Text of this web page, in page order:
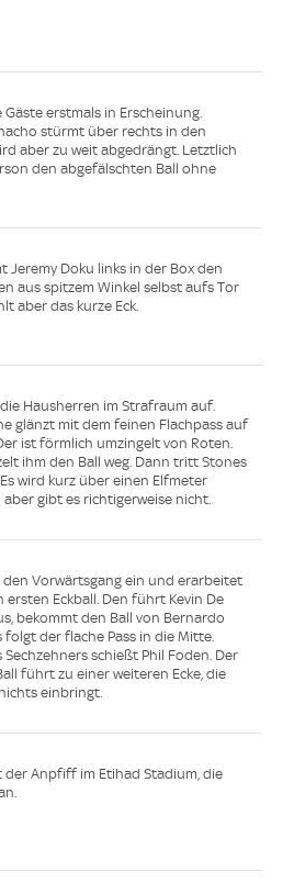
erstmals in Erscheinung.
stürmt über rechts in den
aber zu weit abgedrängt. Letztlich
den abgefälschten Ball ohne
Jeremy Doku links in der Box den
aus spitzem Winkel selbst aufs Tor
aber das kurze Eck.
Hausherren im Strafraum auf.
glänzt mit dem feinen Flachpass auf
ist förmlich umzingelt von Roten.
ihm den Ball weg. Dann tritt Stones
wird kurz über einen Elfmeter
gibt es richtigerweise nicht.
den Vorwärtsgang ein und erarbeitet
ersten Eckball. Den führt Kevin De
bekommt den Ball von Bernardo
folgt der flache Pass in die Mitte.
schießt Phil Foden. Der
führt zu einer weiteren Ecke, die
einbringt.
Anpfiff im Etihad Stadium, die